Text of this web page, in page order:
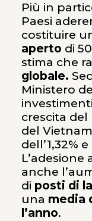
Più in
Paesi
costituire
aperto di
stima che
globale.
Ministero
crescita del
del
dell’1,32%
L’adesione
anche
di posti di
una media
l’anno.